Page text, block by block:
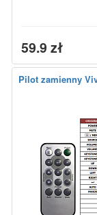
59.9 zł
Pilot zamienny